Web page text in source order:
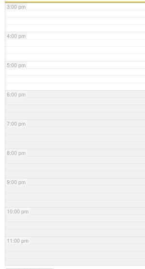
3:00 pm
4:00 pm
5:00 pm
6:00 pm
7:00 pm
8:00 pm
9:00 pm
10:00 pm
11:00 pm